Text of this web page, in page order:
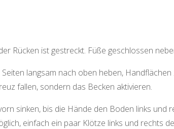
Rücken ist gestreckt. Füße geschlossen
langsam nach oben heben,
fallen, sondern das Becken aktivieren.
sinken, bis die Hände den Boden links und
einfach ein paar Klötze links und rechts